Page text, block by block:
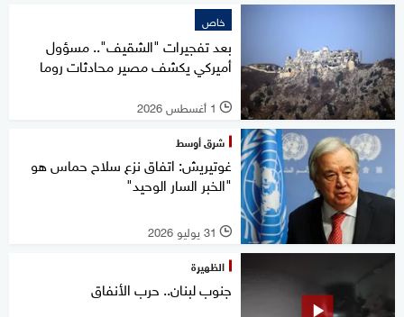
خاص
بعد تفجيرات "الشقيف".. مسؤول
أميركي يكشف مصير محادثات روما
l 1 أغسطس 2026
شرق أوسط
غوتيريش: اتفاق نزع سلاح حماس هو
"الخبر السار الوحيد"
l 31 يوليو 2026
الظهيرة
جنوب لبنان.. حرب الأنفاق